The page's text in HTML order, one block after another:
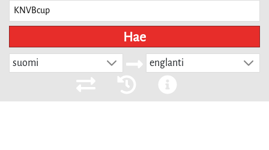
Hae
suomi englanti